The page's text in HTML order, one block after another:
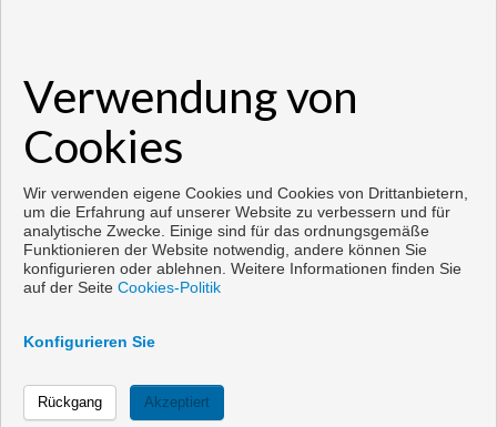
Copyright © 2026. Alle Rechte vorbehalten.
Cookies policy
Verwendung von
Cookies
Wir verwenden eigene Cookies und Cookies von Drittanbietern,
um die Erfahrung auf unserer Website zu verbessern und für
analytische Zwecke. Einige sind für das ordnungsgemäße
Funktionieren der Website notwendig, andere können Sie
konfigurieren oder ablehnen. Weitere Informationen finden Sie
auf der Seite Cookies-Politik
Konfigurieren Sie